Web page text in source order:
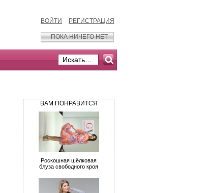
ВОЙТИ РЕГИСТРАЦИЯ
ПОКА НИЧЕГО НЕТ
ВАМ ПОНРАВИТСЯ
Роскошная шёлковая
блуза свободного кроя